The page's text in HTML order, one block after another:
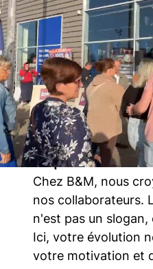
3
La possibilité
Chez B&M, nous
nos collaborateurs.
n'est pas un slogan,
Ici, votre évolution
votre motivation et